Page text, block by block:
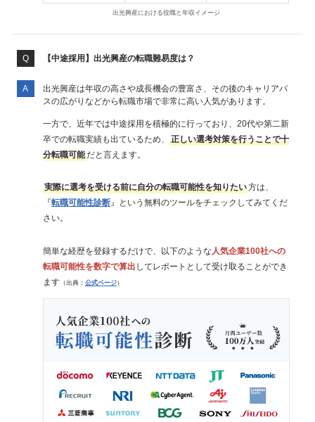
出光興産における役職と年収イメージ
【中途採用】出光興産の転職難易度は？
出光興産は年収の高さや成長機会の豊富さ、その後のキャリアパ
スの広がりなどから転職市場で非常に高い人気があります。
一方で、近年では中途採用を積極的に行っており、20代や第二新
卒での転職実績も出ているため、
正しい選考対策を行うことで十
分転職可能だと言えます。
実際に選考を受ける前に自分の転職可能性を知りたい方は、
『転職可能性診断』という無料のツールをチェックしてみてくだ
さい。
簡単な経歴を登録するだけで、以下のような人気企業100社への
転職可能性を数字で算出 してレポートとして受け取ることができ
ます（出典： 公式ページ）